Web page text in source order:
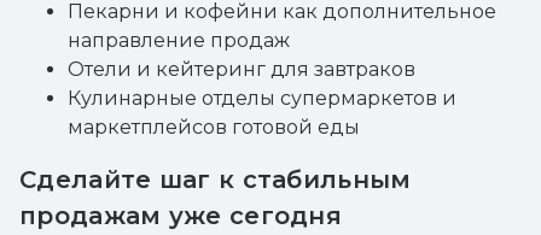
Пекарни и кофейни как дополнительное
направление продаж
Отели и кейтеринг для завтраков
Кулинарные отделы супермаркетов и
маркетплейсов готовой еды
Сделайте шаг к стабильным
продажам уже сегодня